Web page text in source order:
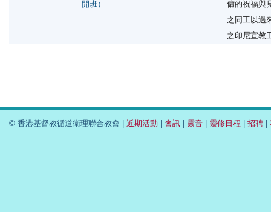
開班）
傭的祝福與
之同工以過
之印尼宣
© 香港基督教循道衛理聯合教會 | 近期活動 | 會訊 | 靈音 | 靈修日程 | 招聘 |